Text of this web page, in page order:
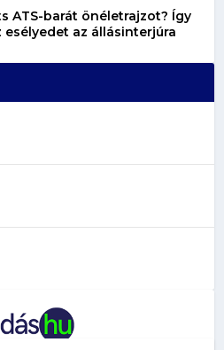
ATS-barát önéletrajzot? Így
esélyedet az állásinterjúra